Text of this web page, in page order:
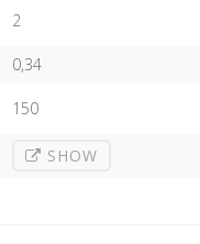
2
0,34
150
SHOW